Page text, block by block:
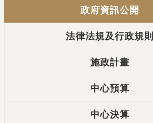
政府資訊公開
法律法規及行政規則
施政計畫
中心預算
中心決算